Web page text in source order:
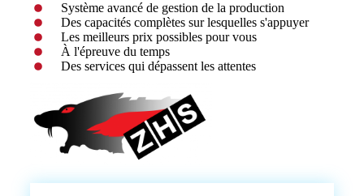
Système avancé de gestion de la production
Des capacités complètes sur lesquelles s'appuyer
Les meilleurs prix possibles pour vous
À l'épreuve du temps
Des services qui dépassent les attentes